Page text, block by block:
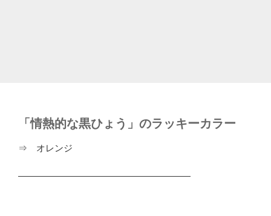
「情熱的な黒ひょう」のラッキーカラー
⇒ オレンジ
―――――――――――――――――――